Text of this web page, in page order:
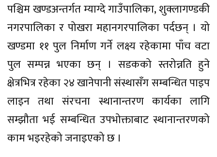
पश्चिम खण्डअन्तर्गत म्याग्दे गाउँपालिका, शुक्लागण्डकी
नगरपालिका र पोखरा महानगरपालिका पर्दछन् । यो
खण्डमा ११ पुल निर्माण गर्ने लक्ष्य रहेकामा पाँच वटा
पुल सम्पन्न भएका छन् । सडकको स्तरोन्नति हुने
क्षेत्रभित्र रहेका २४ खानेपानी संस्थासँग सम्बन्धित पाइप
लाइन तथा संरचना स्थानान्तरण कार्यका लागि
सम्झौता भई सम्बन्धित उपभोक्ताबाट स्थानान्तरणको
काम भइरहेको जनाइएको छ ।